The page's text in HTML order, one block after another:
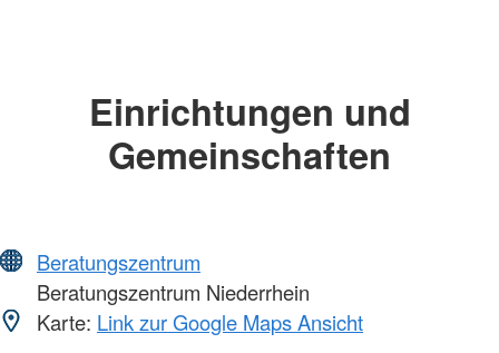
Einrichtungen und
Gemeinschaften
Beratungszentrum
Beratungszentrum Niederrhein
Karte: Link zur Google Maps Ansicht